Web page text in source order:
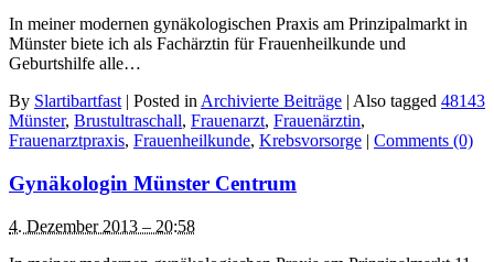
In meiner modernen gynäkologischen Praxis am Prinzipalmarkt in
Münster biete ich als Fachärztin für Frauenheilkunde und
Geburtshilfe alle…
By Slartibartfast | Posted in Archivierte Beiträge | Also tagged 48143
Münster, Brustultraschall, Frauenarzt, Frauenärztin,
Frauenarztpraxis, Frauenheilkunde, Krebsvorsorge | Comments (0)
Gynäkologin Münster Centrum
4. Dezember 2013 – 20:58